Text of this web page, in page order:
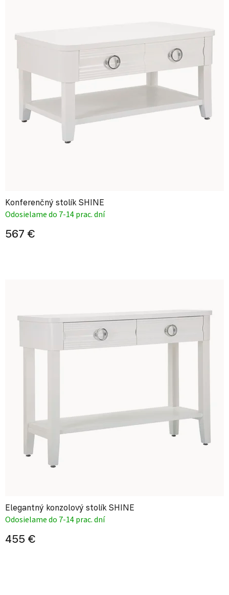
Konferenčný stolík SHINE
Odosielame do 7-14 prac. dní
567 €
Elegantný konzolový stolík SHINE
Odosielame do 7-14 prac. dní
455 €